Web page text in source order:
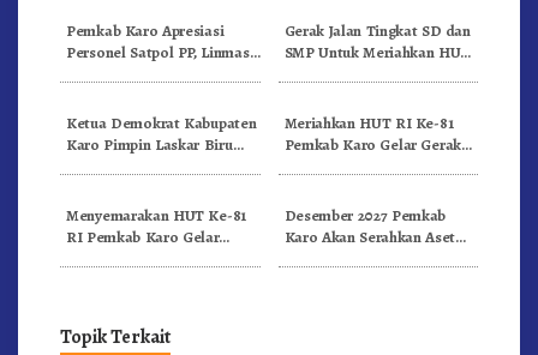
Pemkab Karo Apresiasi
Personel Satpol PP, Linmas,
Gerak Jalan Tingkat SD dan
SMP Untuk Meriahkan HUT
Ketua Demokrat Kabupaten
Karo Pimpin Laskar Biru
Meriahkan HUT RI Ke-81
Pemkab Karo Gelar Gerak
Menyemarakan HUT Ke-81
RI Pemkab Karo Gelar
Desember 2027 Pemkab
Karo Akan Serahkan Aset
Topik Terkait